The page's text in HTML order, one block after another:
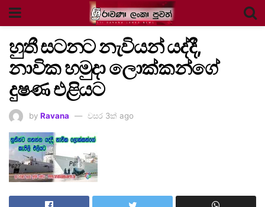
හුතී සටනට නැවියන් යද්දී,
නාවික හමුදා ලොක්කන්ගේ
දුෂණ එළියට
by Ravana වසර 3ක් ago